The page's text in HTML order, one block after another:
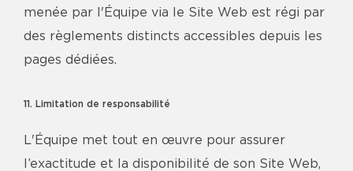
menée par l'Équipe via le Site Web est régi par
des règlements distincts accessibles depuis les
pages dédiées.
11. Limitation de responsabilité
L'Équipe met tout en œuvre pour assurer
l’exactitude et la disponibilité de son Site Web,